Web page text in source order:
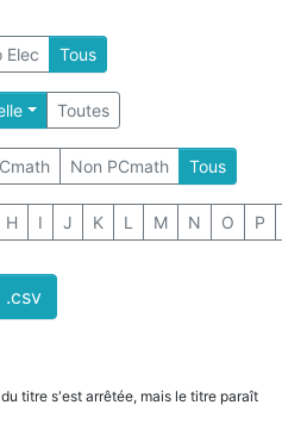
Elec Tous
Toutes
Non PCmath Tous
H I J K L M N O P
.csv
titre s'est arrêtée, mais le titre paraît